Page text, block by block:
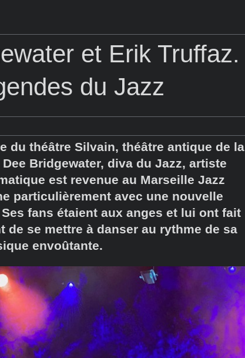
et Erik Truffaz.
du Jazz
du théâtre Silvain, théâtre antique de la
Bridgewater, diva du Jazz, artiste
est revenue au Marseille Jazz
particulièrement avec une nouvelle
fans étaient aux anges et lui ont fait
de se mettre à danser au rythme de sa
envoûtante.